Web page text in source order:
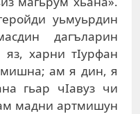
уьмуьрдин
дагъларин
яз, харни тIурфан
ам я дин, я
гьар чIавуз чи
мадни артмишун